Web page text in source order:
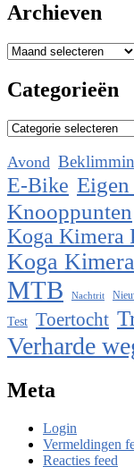
Archieven
Archieven
Categorieën
Categorieën
Avond
E-Bike
Knooppunten
Koga Kimera
Koga
MTB Nachtrit
Test Toertocht
Verharde
Meta
Login
Vermeldingen
Reacties feed